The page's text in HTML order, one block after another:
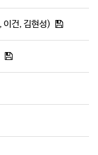
건, 김현성)